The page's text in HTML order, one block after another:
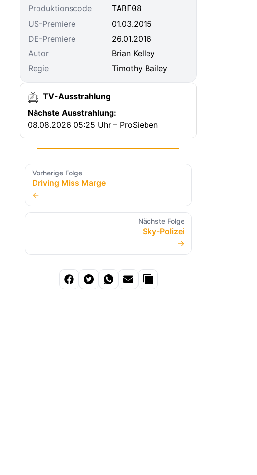
Produktionscode
TABF08
US-Premiere
01.03.2015
DE-Premiere
26.01.2016
Autor
Brian Kelley
Regie
Timothy Bailey
TV-Ausstrahlung
Nächste Ausstrahlung:
08.08.2026 05:25 Uhr – ProSieben
Vorherige Folge
Driving Miss Marge
←
Nächste Folge
Sky-Polizei
→